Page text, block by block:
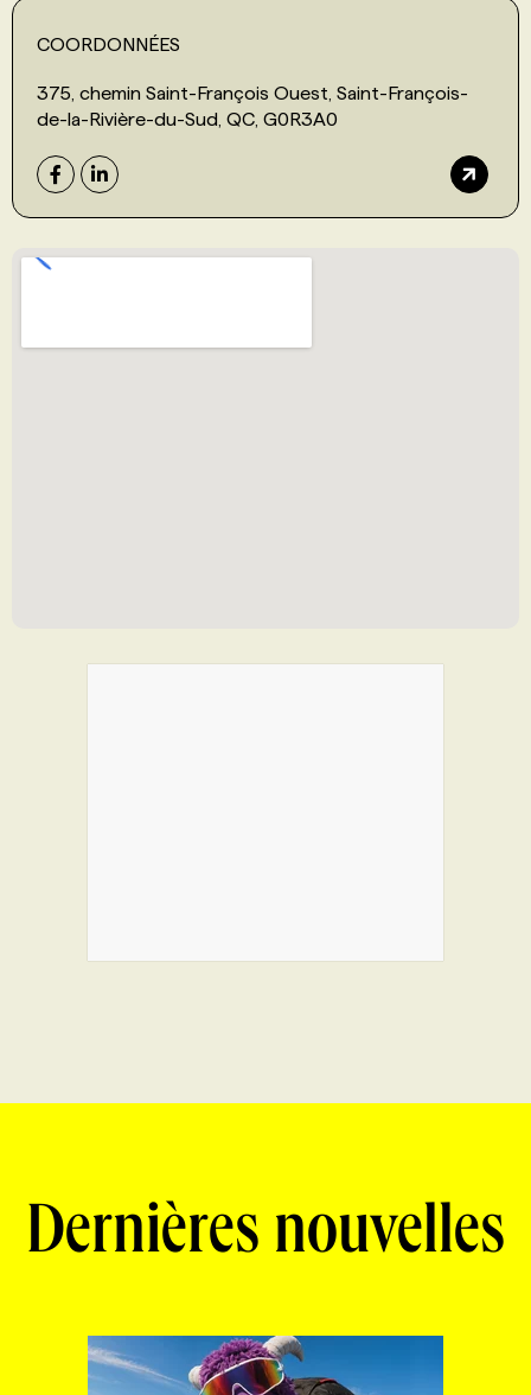
COORDONNÉES
375, chemin Saint-François Ouest, Saint-François-
de-la-Rivière-du-Sud, QC, G0R3A0
Dernières nouvelles